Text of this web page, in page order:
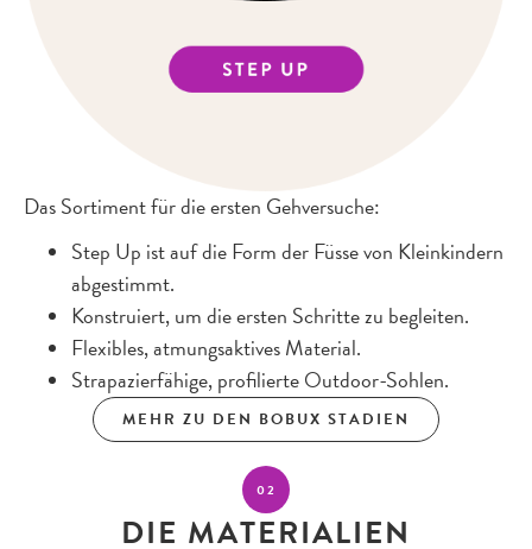
Das Sortiment für die ersten Gehversuche:
Step Up ist auf die Form der Füsse von Kleinkindern
abgestimmt.
Konstruiert, um die ersten Schritte zu begleiten.
Flexibles, atmungsaktives Material.
Strapazierfähige, profilierte Outdoor-Sohlen.
MEHR ZU DEN BOBUX STADIEN
02
DIE MATERIALIEN